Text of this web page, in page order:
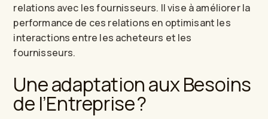
relations avec les fournisseurs. Il vise à améliorer la
performance de ces relations en optimisant les
interactions entre les acheteurs et les
fournisseurs.
Une adaptation aux Besoins
de l’Entreprise ?